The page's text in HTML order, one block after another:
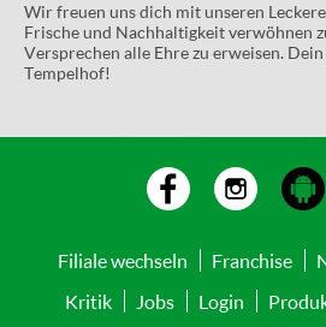
Wir freuen uns dich mit unseren
Frische und Nachhaltigkeit verwöhnen
Versprechen alle Ehre zu erweisen.
Tempelhof!
Filiale wechseln Franchise
Kritik
Jobs Login